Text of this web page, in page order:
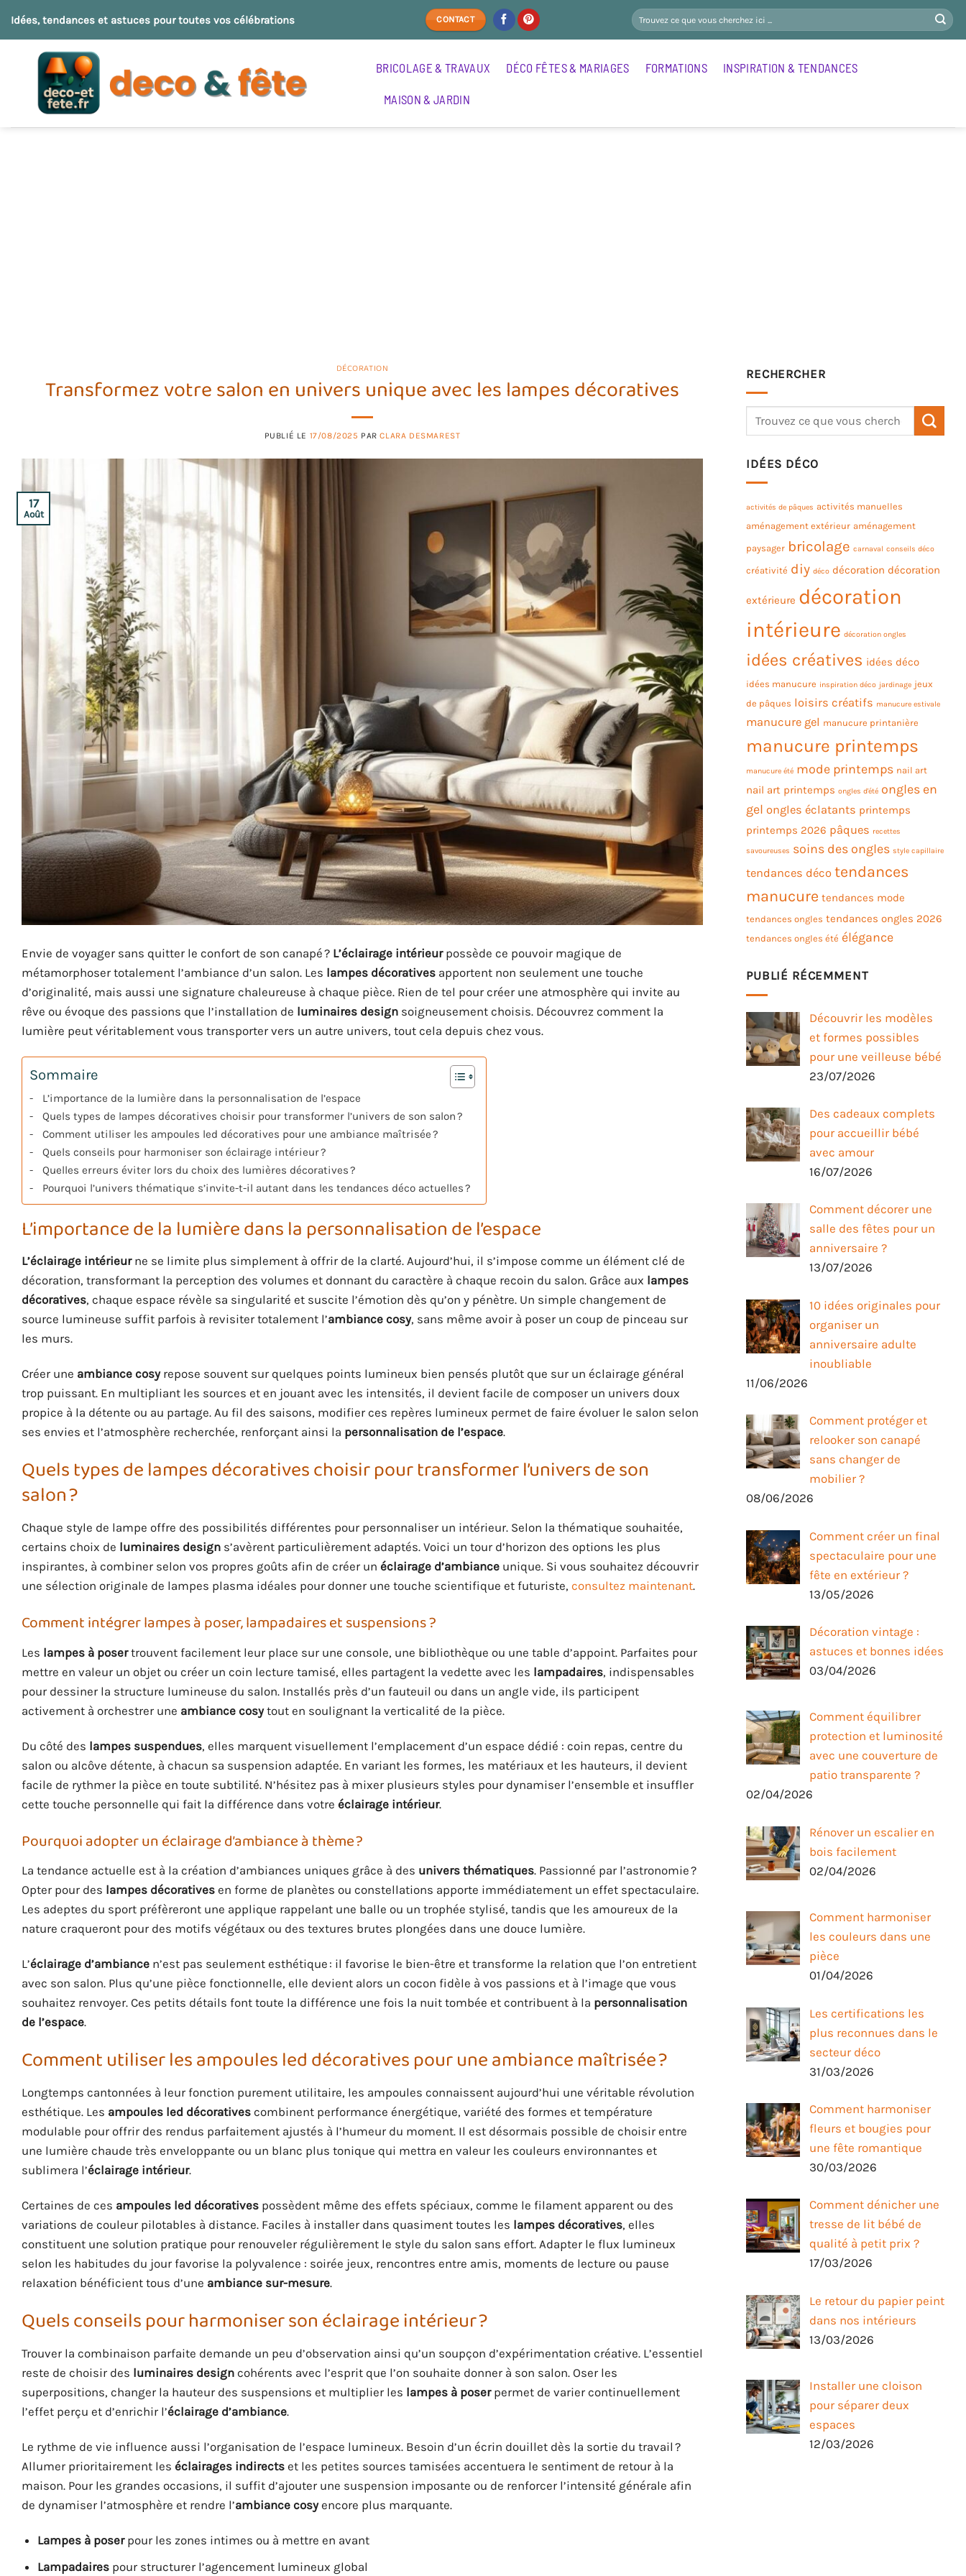
au
Idées, tendances et astuces pour toutes vos célébrations CONTACT
BRICOLAGE & TRAVAUX DÉCO FÊTES & MARIAGES FORMATIONS INSPIRATION & TENDANCES
MAISON & JARDIN
DÉCORATION
Transformez votre salon en univers unique avec les lampes décoratives
PUBLIÉ LE 17/08/2025 PARCLARA DESMAREST
17
Août
Envie de voyager sans quitter le confort de son canapé ? L’éclairage intérieurpossède ce pouvoir magique de
métamorphoser totalement l’ambiance d’un salon. Les lampes décoratives apportent non seulement une touche
d’originalité, mais aussi une signature chaleureuse à chaque pièce. Rien de tel pour créer une atmosphère qui invite au
rêve ou évoque des passions que l’installation de luminaires design soigneusement choisis. Découvrez comment la
lumière peut véritablement vous transporter vers un autre univers, tout cela depuis chez vous.
Sommaire
L’importance de la lumière dans la personnalisation de l’espace
Quels types de lampes décoratives choisir pour transformer l’univers de son salon ?
Comment utiliser les ampoules led décoratives pour une ambiance maîtrisée ?
Quels conseils pour harmoniser son éclairage intérieur ?
Quelles erreurs éviter lors du choix des lumières décoratives ?
Pourquoi l’univers thématique s’invite-t-il autant dans les tendances déco actuelles ?
L’importance de la lumière dans la personnalisation de l’espace
L’éclairage intérieurne se limite plus simplement à offrir de la clarté. Aujourd’hui, il s’impose comme un élément clé de
décoration, transformant la perception des volumes et donnant du caractère à chaque recoin du salon. Grâce aux lampes
décoratives, chaque espace révèle sa singularité et suscite l’émotion dès qu’on y pénètre. Un simple changement de
source lumineuse suffit parfois à revisiter totalement l’ambiance cosy, sans même avoir à poser un coup de pinceau sur
les murs.
Créer une ambiance cosyrepose souvent sur quelques points lumineux bien pensés plutôt que sur un éclairage général
trop puissant. En multipliant les sources et en jouant avec les intensités, il devient facile de composer un univers doux
propice à la détente ou au partage. Au fil des saisons, modifier ces repères lumineux permet de faire évoluer le salon selon
ses envies et l’atmosphère recherchée, renforçant ainsi la personnalisation de l’espace.
Quels types de lampes décoratives choisir pour transformer l’univers de son
salon ?
Chaque style de lampe offre des possibilités différentes pour personnaliser un intérieur. Selon la thématique souhaitée,
certains choix de luminaires design s’avèrent particulièrement adaptés. Voici un tour d’horizon des options les plus
inspirantes, à combiner selon vos propres goûts afin de créer un éclairage d’ambiance unique. Si vous souhaitez découvrir
une sélection originale de lampes plasma idéales pour donner une touche scientifique et futuriste, consultez maintenant.
Comment intégrer lampes à poser, lampadaires et suspensions ?
Les lampes à posertrouvent facilement leur place sur une console, une bibliothèque ou une table d’appoint. Parfaites pour
mettre en valeur un objet ou créer un coin lecture tamisé, elles partagent la vedette avec les lampadaires, indispensables
pour dessiner la structure lumineuse du salon. Installés près d’un fauteuil ou dans un angle vide, ils participent
activement à orchestrer une ambiance cosytout en soulignant la verticalité de la pièce.
Du côté des lampes suspendues, elles marquent visuellement l’emplacement d’un espace dédié : coin repas, centre du
salon ou alcôve détente, à chacun sa suspension adaptée. En variant les formes, les matériaux et les hauteurs, il devient
facile de rythmer la pièce en toute subtilité. N’hésitez pas à mixer plusieurs styles pour dynamiser l’ensemble et insuffler
cette touche personnelle qui fait la différence dans votre éclairage intérieur.
Pourquoi adopter un éclairage d’ambiance à thème ?
La tendance actuelle est à la création d’ambiances uniques grâce à des univers thématiques. Passionné par l’astronomie ?
Opter pour des lampes décoratives en forme de planètes ou constellations apporte immédiatement un effet spectaculaire.
Les adeptes du sport préfèreront une applique rappelant une balle ou un trophée stylisé, tandis que les amoureux de la
nature craqueront pour des motifs végétaux ou des textures brutes plongées dans une douce lumière.
L’éclairage d’ambiance n’est pas seulement esthétique : il favorise le bien-être et transforme la relation que l’on entretient
avec son salon. Plus qu’une pièce fonctionnelle, elle devient alors un cocon fidèle à vos passions et à l’image que vous
souhaitez renvoyer. Ces petits détails font toute la différence une fois la nuit tombée et contribuent à la personnalisation
de l’espace.
Comment utiliser les ampoules led décoratives pour une ambiance maîtrisée ?
Longtemps cantonnées à leur fonction purement utilitaire, les ampoules connaissent aujourd’hui une véritable révolution
esthétique. Les ampoules led décoratives combinent performance énergétique, variété des formes et température
modulable pour offrir des rendus parfaitement ajustés à l’humeur du moment. Il est désormais possible de choisir entre
une lumière chaude très enveloppante ou un blanc plus tonique qui mettra en valeur les couleurs environnantes et
sublimera l’éclairage intérieur.
Certaines de ces ampoules led décoratives possèdent même des effets spéciaux, comme le filament apparent ou des
variations de couleur pilotables à distance. Faciles à installer dans quasiment toutes les lampes décoratives, elles
constituent une solution pratique pour renouveler régulièrement le style du salon sans effort. Adapter le flux lumineux
selon les habitudes du jour favorise la polyvalence : soirée jeux, rencontres entre amis, moments de lecture ou pause
relaxation bénéficient tous d’une ambiance sur-mesure.
Quels conseils pour harmoniser son éclairage intérieur ?
Trouver la combinaison parfaite demande un peu d’observation ainsi qu’un soupçon d’expérimentation créative. L’essentiel
reste de choisir des luminaires design cohérents avec l’esprit que l’on souhaite donner à son salon. Oser les
superpositions, changer la hauteur des suspensions et multiplier les lampes à poserpermet de varier continuellement
l’effet perçu et d’enrichir l’éclairage d’ambiance.
Le rythme de vie influence aussi l’organisation de l’espace lumineux. Besoin d’un écrin douillet dès la sortie du travail ?
Allumer prioritairement les éclairages indirects et les petites sources tamisées accentuera le sentiment de retour à la
maison. Pour les grandes occasions, il suffit d’ajouter une suspension imposante ou de renforcer l’intensité générale afin
de dynamiser l’atmosphère et rendre l’ambiance cosyencore plus marquante.
Lampes à poserpour les zones intimes ou à mettre en avant
Lampadaires pour structurer l’agencement lumineux global
RECHERCHER
IDÉES DÉCO
activités de pâques activités manuelles
aménagement extérieur aménagement
paysager bricolage carnaval conseils déco
créativité diy déco décoration décoration
extérieure décoration
intérieure décoration ongles
idées créatives idées déco
idées manucure inspiration déco jardinage jeux
de pâques loisirs créatifs manucure estivale
manucure gel manucure printanière
manucure printemps
manucure été mode printemps nail art
nail art printemps ongles d'été ongles en
gel ongles éclatants printemps
printemps 2026 pâques recettes
savoureuses soins des ongles style capillaire
tendances déco tendances
manucure tendances mode
tendances ongles tendances ongles 2026
tendances ongles été élégance
PUBLIÉ RÉCEMMENT
Découvrir les modèles
et formes possibles
pour une veilleuse bébé
23/07/2026
Des cadeaux complets
pour accueillir bébé
avec amour
16/07/2026
Comment décorer une
salle des fêtes pour un
anniversaire ?
13/07/2026
10 idées originales pour
organiser un
anniversaire adulte
inoubliable
11/06/2026
Comment protéger et
relooker son canapé
sans changer de
mobilier ?
08/06/2026
Comment créer un final
spectaculaire pour une
fête en extérieur ?
13/05/2026
Décoration vintage :
astuces et bonnes idées
03/04/2026
Comment équilibrer
protection et luminosité
avec une couverture de
patio transparente ?
02/04/2026
Rénover un escalier en
bois facilement
02/04/2026
Comment harmoniser
les couleurs dans une
pièce
01/04/2026
Les certifications les
plus reconnues dans le
secteur déco
31/03/2026
Comment harmoniser
fleurs et bougies pour
une fête romantique
30/03/2026
Comment dénicher une
tresse de lit bébé de
qualité à petit prix ?
17/03/2026
Le retour du papier peint
dans nos intérieurs
13/03/2026
Installer une cloison
pour séparer deux
espaces
12/03/2026